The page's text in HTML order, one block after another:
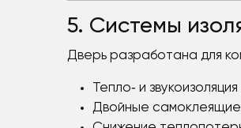
5. Системы
Дверь разработана для
Тепло‑ и
Двойные